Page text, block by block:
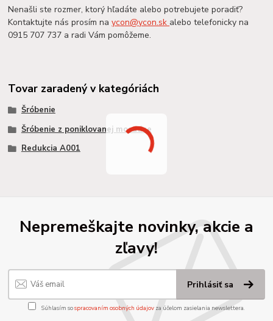
Nenašli ste rozmer, ktorý hľadáte alebo potrebujete poradiť?
Kontaktujte nás prosím naycon@ycon.sk alebo telefonicky na
0915 707 737 a radi Vám pomôžeme.
Tovar zaradený v kategóriách
Šróbenie
Šróbenie z poniklovanej mosadze
Redukcia A001
Nepremeškajte novinky, akcie a
zľavy!
Prihlásiť sa
Súhlasím sospracovaním osobných údajov za účelom zasielania newslettera.